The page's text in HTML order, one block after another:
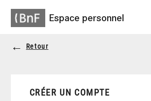
Espace personnel
Retour
CRÉER UN COMPTE